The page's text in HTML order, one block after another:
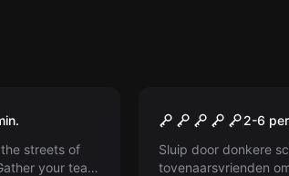
streets of
your team
Midnight2-6
Sluip door donkere
tovenaarsvrienden